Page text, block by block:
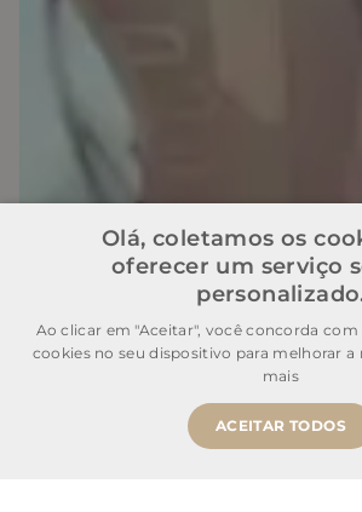
Comprar
Rio de Janeiro, RJ, 22743-
Olá, coletamos os
oferecer um serviço
Ao clicar em "Aceitar", você concorda
cookies no seu dispositivo para melhorar a
mais
ACEITAR TODOS